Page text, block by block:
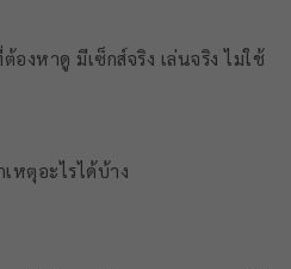
งหาดู มีเซ็กส์จริง เล่นจริง ไม่ใช้
หตุอะไรได้บ้าง